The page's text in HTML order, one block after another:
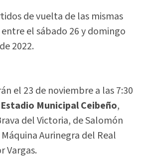
de vuelta de las mismas
el sábado 26 y domingo
2022.
el 23 de noviembre a las 7:30
Estadio Municipal Ceibeño,
del Victoria, de Salomón
Aurinegra del Real
Vargas.